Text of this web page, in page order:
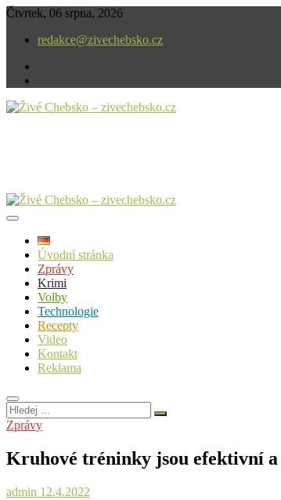
Skip
content
Čtvrtek, 06 srpna, 2026
redakce@zivechebsko.cz
Úvodní stránka
Zprávy
Krimi
Volby
Technologie
Recepty
Video
Kontakt
Reklama
Hledej
…
Zprávy
Kruhové tréninky jsou efektivní a
admin 12.4.2022